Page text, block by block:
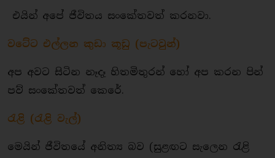
එයින් අපේ ජීවිතය සංකේතවත් කරනවා.
​වටේට එල්ලන කුඩා කූඩු (පැටවුන්)
අප අවට සිටින නෑදෑ හිතමිතුරන් හෝ අප කරන පින්
පව් සංකේතවත් කෙරේ.
රැළි (රැළි වැල්)
මෙයින් ජීවිතයේ අනිත්‍ය බව (සුළඟට සැලෙන රැළි